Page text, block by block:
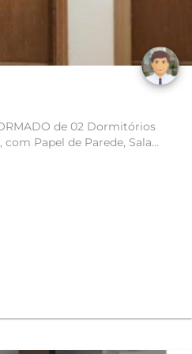
de 02 Dormitórios
Papel de Parede, Sala